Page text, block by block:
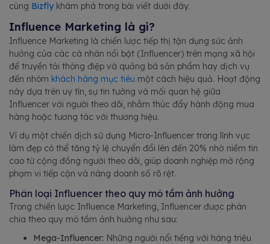
cùng Bizfly khám phá trong bài viết dưới đây.
Influence Marketing là gì?
Influence Marketing là chiến lược tiếp thị tận dụng sức ảnh
hưởng của các cá nhân nổi bật (Influencer) trên mạng xã hội
để truyền tải thông điệp và quảng bá sản phẩm hay dịch vụ
đến nhóm khách hàng mục tiêu một cách hiệu quả. Hoạt động
này dựa trên uy tín, sự tin tưởng và mối quan hệ giữa
Influencer với người theo dõi, nhằm thúc đẩy hành động mua
hàng hoặc tương tác với thương hiệu.
Ví dụ một chiến dịch sử dụng Micro-Influencer trong lĩnh vực
làm đẹp có thể tăng tỷ lệ chuyển đổi lên đến 20% nhờ niềm tin
cao từ cộng đồng người theo dõi, giúp doanh nghiệp mở rộng
phạm vi tiếp cận và nâng doanh số rõ rệt.
Phân loại Influencer theo quy mô tầm ảnh hưởng
Trong chiến lược Influence Marketing, Influencer được phân
chia theo quy mô tầm ảnh hưởng như sau:
Mega-Influencer: Những người nổi tiếng với hàng triệu